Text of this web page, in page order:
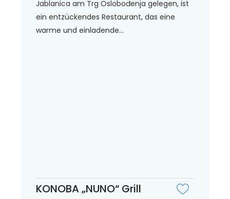
Jablanica am Trg Oslobođenja gelegen, ist
ein entzückendes Restaurant, das eine
warme und einladende...
KONOBA „NUNO“ Grill